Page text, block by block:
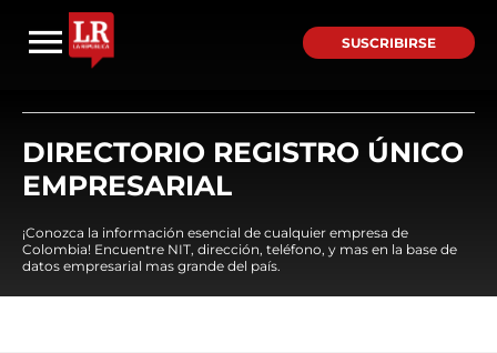
SUSCRIBIRSE
DIRECTORIO REGISTRO ÚNICO
EMPRESARIAL
¡Conozca la información esencial de cualquier empresa de
Colombia! Encuentre NIT, dirección, teléfono, y mas en la base de
datos empresarial mas grande del país.